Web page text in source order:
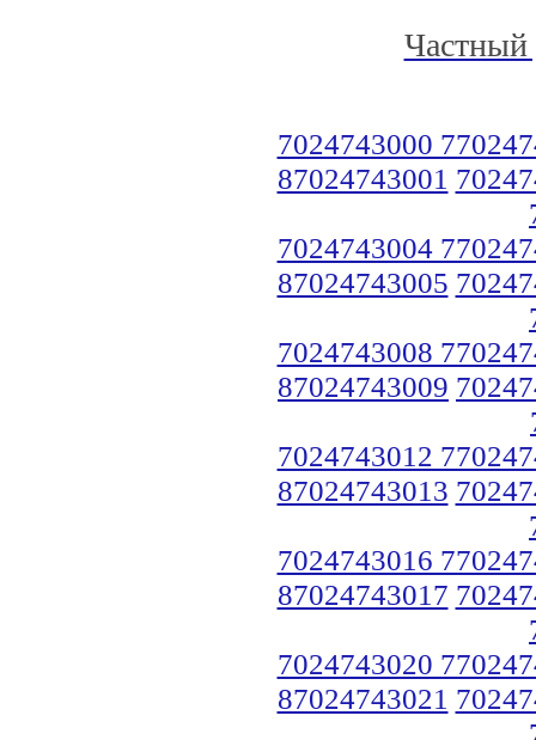
Частный
7024743000
87024743001
7024743004
87024743005
7024743008
87024743009
7024743012
87024743013
7024743016
87024743017
7024743020
87024743021